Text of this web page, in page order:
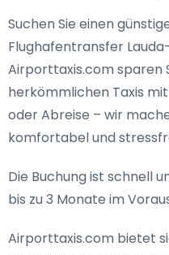
Suchen Sie einen
Flughafentransfer
Airporttaxis.com sparen
herkömmlichen Taxis
oder Abreise – wir
komfortabel und
Die Buchung ist schnell
bis zu 3 Monate im
Airporttaxis.com bietet